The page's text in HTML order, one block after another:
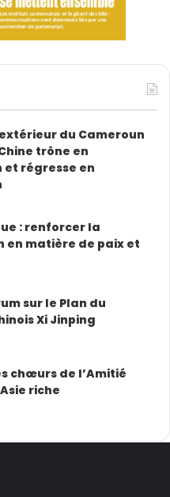
du Cameroun
trône en
régresse en
: renforcer la
en matière de paix et
sur le Plan du
Xi Jinping
chœurs de l’Amitié
riche